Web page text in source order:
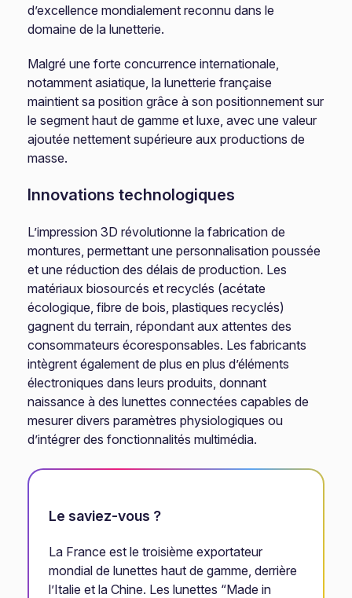
d’excellence mondialement reconnu dans le
domaine de la lunetterie.
Malgré une forte concurrence internationale,
notamment asiatique, la lunetterie française
maintient sa position grâce à son positionnement sur
le segment haut de gamme et luxe, avec une valeur
ajoutée nettement supérieure aux productions de
masse.
Innovations technologiques
L’impression 3D révolutionne la fabrication de
montures, permettant une personnalisation poussée
et une réduction des délais de production. Les
matériaux biosourcés et recyclés (acétate
écologique, fibre de bois, plastiques recyclés)
gagnent du terrain, répondant aux attentes des
consommateurs écoresponsables. Les fabricants
intègrent également de plus en plus d’éléments
électroniques dans leurs produits, donnant
naissance à des lunettes connectées capables de
mesurer divers paramètres physiologiques ou
d’intégrer des fonctionnalités multimédia.
Le saviez-vous ?
La France est le troisième exportateur
mondial de lunettes haut de gamme, derrière
l’Italie et la Chine. Les lunettes “Made in